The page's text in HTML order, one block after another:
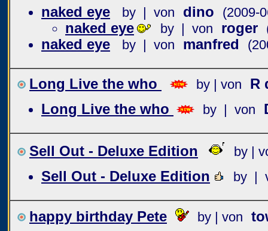
naked eye by | von dino (2009-
naked eye by | von roger
naked eye by | von manfred
Long Live the who by | von
R
Long Live the who
by | von
Sell Out - Deluxe Edition by |
Sell Out - Deluxe Edition by |
happy birthday Pete by | von